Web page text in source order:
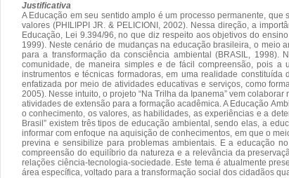
Justificativa
A Educação em seu sentido amplo é um processo permanente,
valores (PHILIPPI JR. & PELICIONI, 2002). Nessa direção, a
Educação, Lei 9.394/96, no que diz respeito aos objetivos do
1999). Neste cenário de mudanças na educação brasileira, o meio
para a transformação da consciência ambiental (BRASIL, 1998).
comunidade, de maneira simples e de fácil compreensão, pois a
instrumentos e técnicas formadoras, em uma realidade
enfatizada por meio de atividades educativas e serviços, como
2005). Nesse intuito, o projeto “Na Trilha da Ipanema” vem
atividades de extensão para a formação acadêmica. A Educação
o conhecimento, os valores, as habilidades, as experiências e a
Brasil” existem três tipos de educação ambiental, sendo elas, a
informar com enfoque na aquisição de conhecimentos, em que o
previna e sensibilize para problemas ambientais. E a educação
compreensão do equilíbrio da natureza e a relevância da
relações ciência-tecnologia-sociedade. Este tema é atualmente
área específica, voltado para a transformação social dos cidadãos